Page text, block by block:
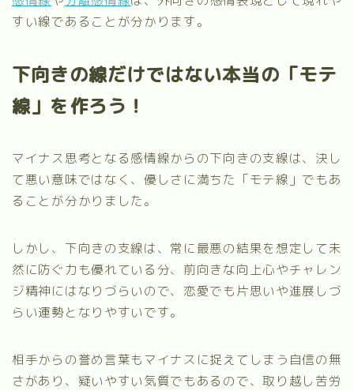
すい線であることが分かります。
下向きの線だけではない本当の「モテ
線」を作ろう！
マイナス思考となる感情線からの下向きの支線は、決し
て悪い意味ではなく、優しさに満ちた「モテ線」でもあ
ることが分かりました。
しかし、下向きの支線は、常に最悪の結果を想定して未
然に防ぐ力も優れている分、前向きな向上心やチャレン
ジ精神にはなりづらいので、恋愛でも片思いや進展しづ
らい運勢となりやすいです。
相手からの誉め言葉もマイナスに捉えてしまう自信の無
さがあり、疑いやすい気質でもあるので、取り越し苦労